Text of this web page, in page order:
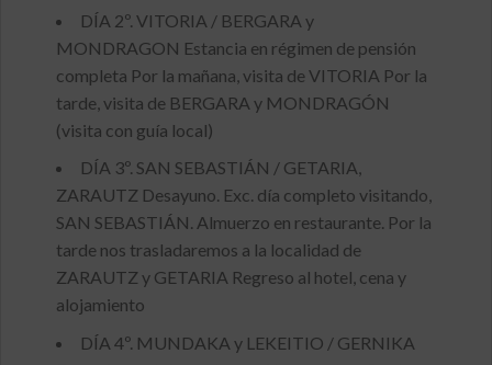
DÍA 2º. VITORIA / BERGARA y
MONDRAGON Estancia en régimen de pensión
completa Por la mañana, visita de VITORIA Por la
tarde, visita de BERGARA y MONDRAGÓN
(visita con guía local)
DÍA 3º. SAN SEBASTIÁN / GETARIA,
ZARAUTZ Desayuno. Exc. día completo visitando,
SAN SEBASTIÁN. Almuerzo en restaurante. Por la
tarde nos trasladaremos a la localidad de
ZARAUTZ y GETARIA Regreso al hotel, cena y
alojamiento
DÍA 4º. MUNDAKA y LEKEITIO / GERNIKA